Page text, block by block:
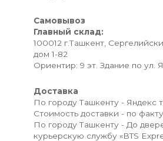
Самовывоз
Главный склад:
100012 г.Ташкент,
дом 1-82
Ориентир: 9 эт. Здание по ул.
Доставка
По городу Ташкенту - Яндекс
Стоимость доставки - по
По городу Ташкенту - До
курьерскую службу «BTS